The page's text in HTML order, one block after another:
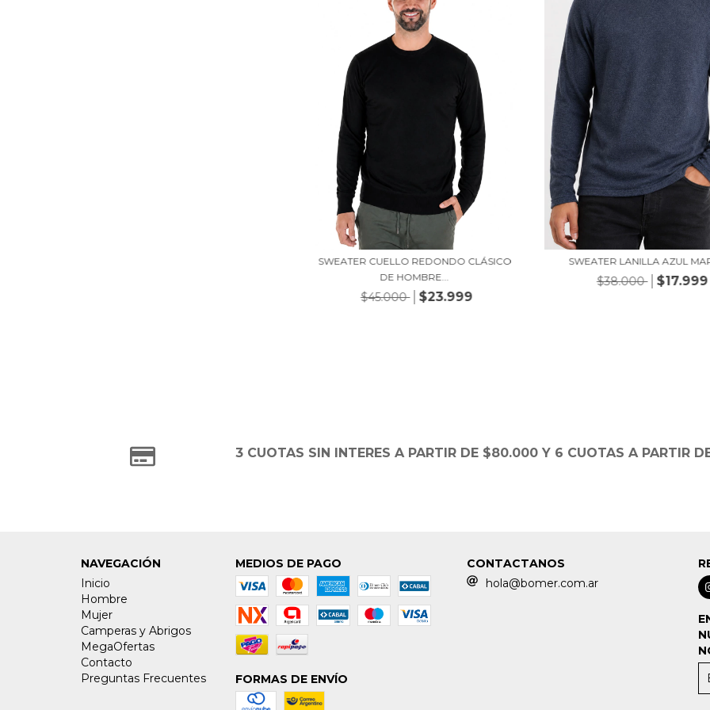
SWEATER CUELLO REDONDO CLÁSICO
DE HOMBRE...
$45.000 $23.999
SWEATER LANILLA AZUL
$38.000 $17.999
3 CUOTAS SIN INTERES A PARTIR DE $80.000 Y 6 CUOTAS A PARTIR
NAVEGACIÓN
Inicio
Hombre
Mujer
Camperas y Abrigos
MegaOfertas
Contacto
Preguntas Frecuentes
MEDIOS DE PAGO
FORMAS DE ENVÍO
CONTACTANOS
hola@bomer.com.ar